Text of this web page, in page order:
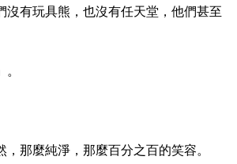
有玩具熊，也沒有任天堂，他們甚至
那麼純淨，那麼百分之百的笑容。